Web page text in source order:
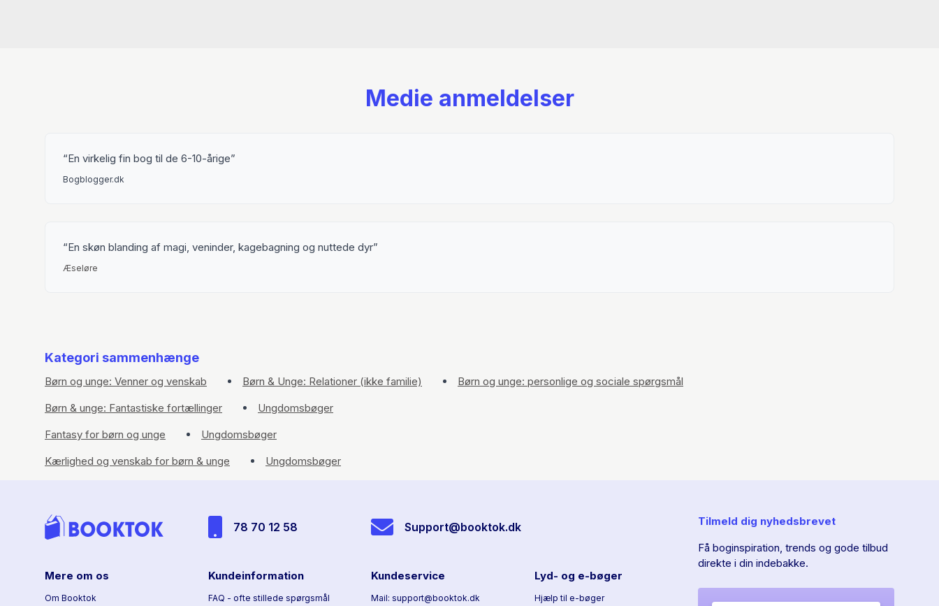
Medie anmeldelser
En virkelig fin bog til de 6-10-årige
Bogblogger.dk
En skøn blanding af magi, veninder, kagebagning og nuttede dyr
Æseløre
Kategori sammenhænge
Børn og unge: Venner og venskab Børn & Unge: Relationer (ikke familie)
Børn og unge: personlige og sociale spørgsmål
Børn & unge: Fantastiske fortællinger
Ungdomsbøger
Fantasy for børn og unge
Ungdomsbøger
Kærlighed og venskab for børn & unge
Ungdomsbøger
78 70 12 58 Support@booktok.dk
Mere om os
Om Booktok
Kundeinformation
FAQ - ofte stillede spørgsmål
Kundeservice
Mail: support@booktok.dk
Lyd- og e-bøger
Hjælp til e-bøger
Tilmeld dig nyhedsbrevet
Få boginspiration, trends og gode tilbud
direkte i din indebakke.